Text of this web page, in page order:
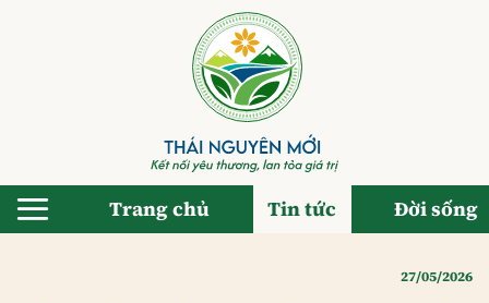
Trang chủ Tin tức Đời sống
27/05/2026